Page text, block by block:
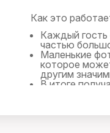
Как это
Каждый гость
частью
Маленькие
которое
другим
В итоге
уникальных